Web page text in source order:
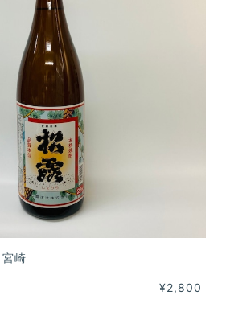
崎
¥2,800